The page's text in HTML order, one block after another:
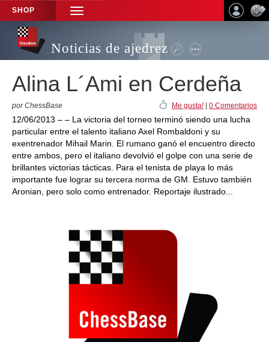
SHOP
TOGGLE
NAVIGATION
Noticias de ajedrez
Alina L´Ami en Cerdeña
por ChessBase Me gusta! 0 Comentarios
12/06/2013 – – La victoria del torneo terminó siendo una lucha
particular entre el talento italiano Axel Rombaldoni y su
exentrenador Mihail Marin. El rumano ganó el encuentro directo
entre ambos, pero el italiano devolvió el golpe con una serie de
brillantes victorias tácticas. Para el tenista de playa lo más
importante fue lograr su tercera norma de GM. Estuvo también
Aronian, pero solo como entrenador. Reportaje ilustrado...